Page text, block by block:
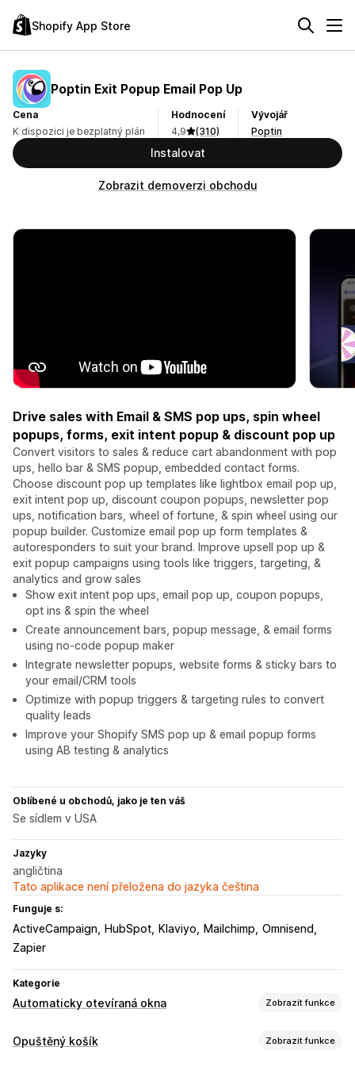
Shopify App Store
Poptin Exit Popup Email Pop Up
Cena
K dispozici je bezplatný plán
Hodnocení
4,9
(310)
Vývojář
Poptin
Instalovat
Zobrazit demoverzi obchodu
Drive sales with Email & SMS pop ups, spin wheel
popups, forms, exit intent popup & discount pop up
Convert visitors to sales & reduce cart abandonment with pop
ups, hello bar & SMS popup, embedded contact forms.
Choose discount pop up templates like lightbox email pop up,
exit intent pop up, discount coupon popups, newsletter pop
ups, notification bars, wheel of fortune, & spin wheel using our
popup builder. Customize email pop up form templates &
autoresponders to suit your brand. Improve upsell pop up &
exit popup campaigns using tools like triggers, targeting, &
analytics and grow sales
Show exit intent pop ups, email pop up, coupon popups,
opt ins & spin the wheel
Create announcement bars, popup message, & email forms
using no-code popup maker
Integrate newsletter popups, website forms & sticky bars to
your email/CRM tools
Optimize with popup triggers & targeting rules to convert
quality leads
Improve your Shopify SMS pop up & email popup forms
using AB testing & analytics
Oblíbené u obchodů, jako je ten váš
Se sídlem v USA
Jazyky
angličtina
Tato aplikace není přeložena do jazyka čeština
Funguje s:
ActiveCampaign HubSpot Klaviyo Mailchimp Omnisend
Zapier
Kategorie
Automaticky otevíraná okna Zobrazit funkce
Typy automaticky otevíraných oken
Opuštěný košík Zobrazit funkce